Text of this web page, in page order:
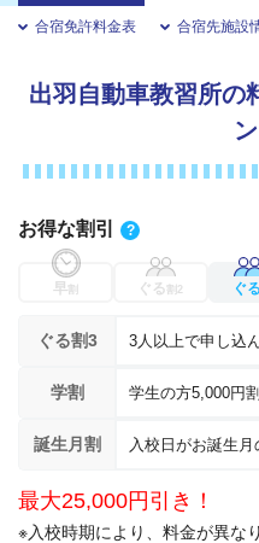
合宿免許料金表 合宿先施設
出羽自動車教習所の
お得な割引 ?
早割 ぐる 割2 ぐる
ぐる割3 3人以上で申し込
学割 学生の方5,000円割
誕生月割 入校日がお誕生月
最大25,000円引き！
※入校時期により、料金が異な